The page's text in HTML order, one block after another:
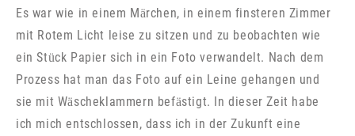
Es war wie in einem Märchen, in einem finsteren Zimmer
mit Rotem Licht leise zu sitzen und zu beobachten wie
ein Stück Papier sich in ein Foto verwandelt. Nach dem
Prozess hat man das Foto auf ein Leine gehangen und
sie mit Wäscheklammern befästigt. In dieser Zeit habe
ich mich entschlossen, dass ich in der Zukunft eine